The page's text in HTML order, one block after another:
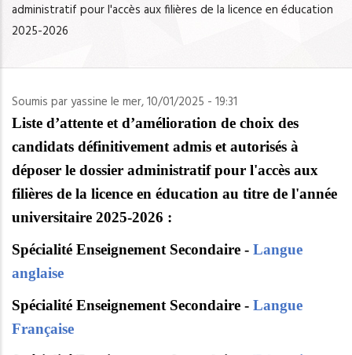
administratif pour l'accès aux filières de la licence en éducation
2025-2026
Soumis paryassine le mer, 10/01/2025 - 19:31
Liste d’attente et d’amélioration de choix des
candidats définitivement admis et autorisés à
déposer le dossier administratif pour l'accès aux
filières de la licence en éducation au titre de l'année
universitaire 2025-2026 :
Spécialité Enseignement Secondaire - Langue
anglaise
Spécialité Enseignement Secondaire - Langue
Française